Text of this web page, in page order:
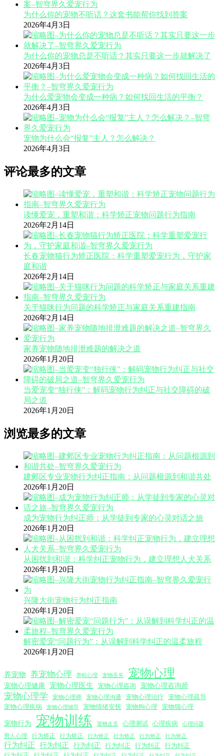
为什么你的宠物不听话？这套书能帮你找到答案
2026年4月3日
为什么你的宠物总是不听话？其实只要这一步就解决了
2026年4月3日
为什么爱宠物会变成一种病？如何找回生活的平衡？
2026年4月3日
宠物为什么会“报复”主人？怎么解决？
2026年4月3日
评论最多的文章
读懂爱宠，重塑和谐：科学矫正宠物问题行为指南
2026年2月14日
长春宠物猫行为矫正医院：科学重塑爱宠行为，守护家
庭和谐
2026年2月14日
关于猫咪行为问题的科学矫正与家庭关系重建指南
2026年2月14日
家养宠物随地排泄难题的解决之道
2026年1月20日
当爱宠变“独行侠”：解码宠物行为纠正与社交障碍的破
局之道
2026年1月20日
浏览最多的文章
建邺区专业宠物行为纠正指南：从问题根源到和谐共处
2026年1月20日
成为宠物行为纠正师：从学徒到专家的心灵对话之旅
2026年1月20日
从困扰到和谐：科学纠正宠物行为，建立理想人犬关系
2026年1月20日
兴隆大街宠物行为纠正指南
2026年1月20日
解密爱宠“问题行为”：从误解到科学纠正的温柔旅程
2026年1月20日
养宠物 养宠物心理 养蛇心理 宠物丢失 宠物心理
宠物心理健康 宠物心理医生 宠物心理咨询 宠物心理咨询师
宠物心理学 宠物心理师 宠物心理沟通 宠物心理治疗
宠物心理疏导
宠物心理疾病
宠物心理辅导 宠物情绪安抚 宠物狗心理 宠物猫心理
宠物行为 宠物训练 宠物走丢 心理测试 心理疾病 心理问题
男人心理 行为矫正 行为矫正 行为矫正 行为矫正 行为矫正 行为矫正
行为纠正 行为纠正 行为纠正 行为纠正 行为纠正
行为纠正